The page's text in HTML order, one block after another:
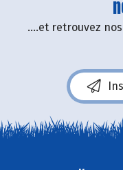
....et retrouvez